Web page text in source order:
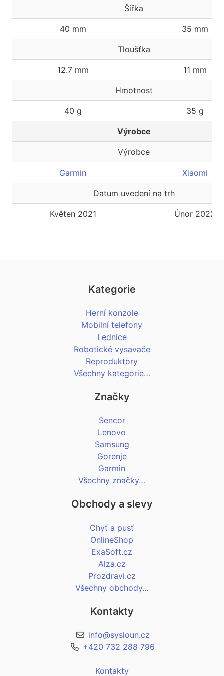
Šířka
40 mm 35 mm
Tloušťka
12.7 mm 11 mm
Hmotnost
40 g 35 g
Výrobce
Výrobce
Garmin Xiaomi
Datum uvedení na trh
Květen 2021 Únor 2022
Kategorie
Herní konzole
Mobilní telefony
Lednice
Robotické vysavače
Reproduktory
Všechny kategorie…
Značky
Sencor
Lenovo
Samsung
Gorenje
Garmin
Všechny značky…
Obchody a slevy
Chyť a pusť
OnlineShop
ExaSoft.cz
Alza.cz
Prozdravi.cz
Všechny obchody…
Kontakty
info@sysloun.cz
+420 732 288 796
Kontakty